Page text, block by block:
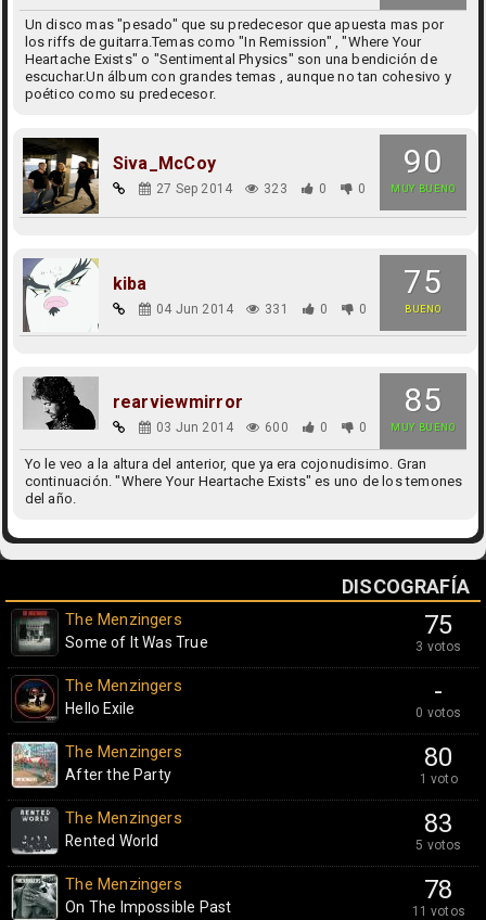
Un disco mas "pesado" que su predecesor que apuesta mas por
los riffs de guitarra.Temas como "In Remission" , "Where Your
Heartache Exists" o "Sentimental Physics" son una bendición de
escuchar.Un álbum con grandes temas , aunque no tan cohesivo y
poético como su predecesor.
90
MUY BUENO
Siva_McCoy
27 Sep 2014 323 0 0
75
BUENO
kiba
04 Jun 2014 331 0 0
85
MUY BUENO
rearviewmirror
03 Jun 2014 600 0 0
Yo le veo a la altura del anterior, que ya era cojonudisimo. Gran
continuación. "Where Your Heartache Exists" es uno de los temones
del año.
DISCOGRAFÍA
75
3 votos
The Menzingers
Some of It Was True
-
0 votos
The Menzingers
Hello Exile
80
1 voto
The Menzingers
After the Party
83
5 votos
The Menzingers
Rented World
78
11 votos
The Menzingers
On The Impossible Past